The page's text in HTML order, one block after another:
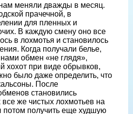
меняли дважды в месяц.
прачечной, в
для пленных и
В каждую смену оно все
в лохмотья и становилось
Когда получали белье,
обмен «не глядя»,
хохот при виде обрывков,
было даже определить, что
После
становились
все же чистых лохмотьев на
потом получить еще худшую